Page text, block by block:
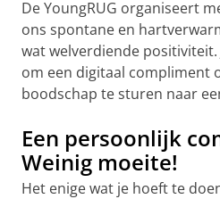
De YoungRUG organiseert
ons spontane en
wat welverdiende
om een digitaal compliment
boodschap te sturen naar
Een persoonlijk
Weinig moeite!
Het enige wat je hoeft te